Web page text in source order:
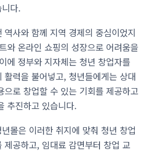
다.
역사와 함께 지역 경제의 중심이었지
와 온라인 쇼핑의 성장으로 어려움을
에 정부와 지자체는 청년 창업자를
활력을 불어넣고, 청년들에게는 상대
으로 창업할 수 있는 기회를 제공하고
추진하고 있습니다.
몰은 이러한 취지에 맞춰 청년 창업
제공하고, 임대료 감면부터 창업 교